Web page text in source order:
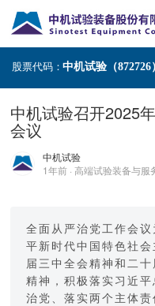
股票代码：中机试验（872726
中机试验召开2025
会议
中机试验
1年前 · 高端试验装备与服
全面从严治党工作会
平新时代中国特色社
届三中全会精神和二
精神，积极落实习近
治党、落实两个主体